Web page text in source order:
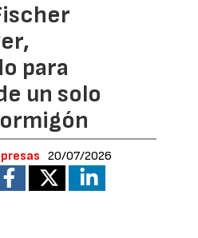
para
un solo
20/07/2026